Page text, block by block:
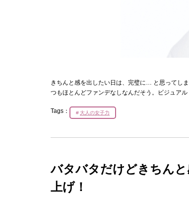
きちんと感を出したい日は、完璧に… と思ってし
つもほとんどファンデなしなんだそう。ビジュア
Tags： 大人の女子力
バタバタだけどきちん
上げ！